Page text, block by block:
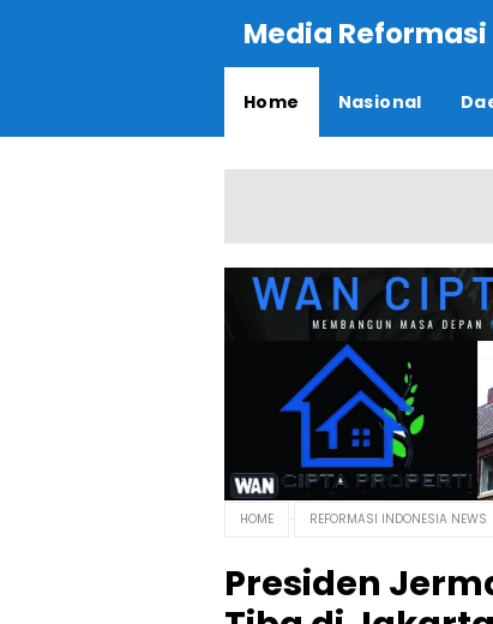
Media
Home Nasional
HOME REFORMASI INDONESIA NEWS
Presiden